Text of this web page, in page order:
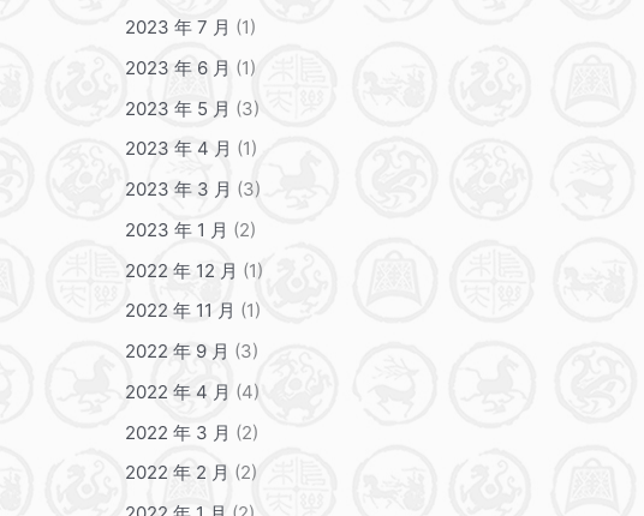
2023 年 7 月 (1)
2023 年 6 月 (1)
2023 年 5 月 (3)
2023 年 4 月 (1)
2023 年 3 月 (3)
2023 年 1 月 (2)
2022 年 12 月 (1)
2022 年 11 月 (1)
2022 年 9 月 (3)
2022 年 4 月 (4)
2022 年 3 月 (2)
2022 年 2 月 (2)